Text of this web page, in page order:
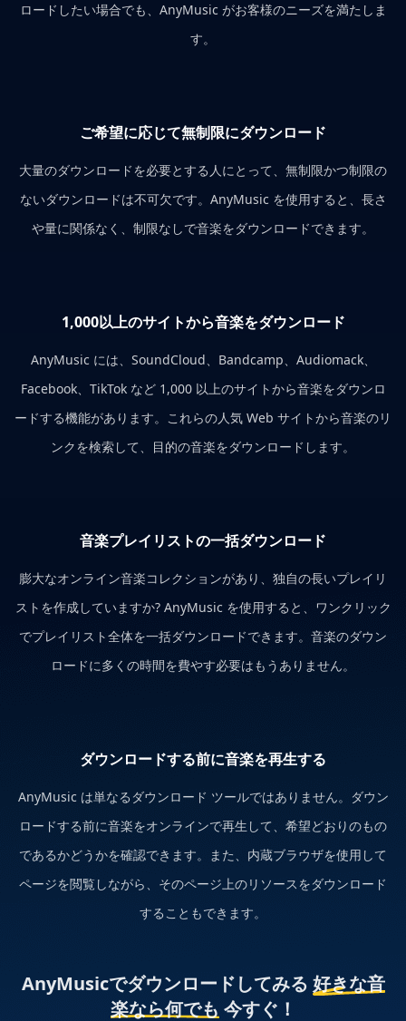
ロードしたい場合でも、AnyMusic がお客様のニーズを満たしま
す。
ご希望に応じて無制限にダウンロード
大量のダウンロードを必要とする人にとって、無制限かつ制限の
ないダウンロードは不可欠です。AnyMusic を使用すると、長さ
や量に関係なく、制限なしで音楽をダウンロードできます。
1,000以上のサイトから音楽をダウンロード
AnyMusic には、SoundCloud、Bandcamp、Audiomack、
Facebook、TikTok など 1,000 以上のサイトから音楽をダウンロ
ードする機能があります。これらの人気 Web サイトから音楽のリ
ンクを検索して、目的の音楽をダウンロードします。
音楽プレイリストの一括ダウンロード
膨大なオンライン音楽コレクションがあり、独自の長いプレイリ
ストを作成していますか? AnyMusic を使用すると、ワンクリック
でプレイリスト全体を一括ダウンロードできます。音楽のダウン
ロードに多くの時間を費やす必要はもうありません。
ダウンロードする前に音楽を再生する
AnyMusic は単なるダウンロード ツールではありません。ダウン
ロードする前に音楽をオンラインで再生して、希望どおりのもの
であるかどうかを確認できます。また、内蔵ブラウザを使用して
ページを閲覧しながら、そのページ上のリソースをダウンロード
することもできます。
AnyMusicでダウンロードしてみる 好きな音
楽なら何でも 今すぐ！